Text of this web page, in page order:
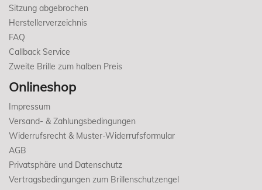
Sitzung abgebrochen
Herstellerverzeichnis
FAQ
Callback Service
Zweite Brille zum halben Preis
Onlineshop
Impressum
Versand- & Zahlungsbedingungen
Widerrufsrecht & Muster-Widerrufsformular
AGB
Privatsphäre und Datenschutz
Vertragsbedingungen zum Brillenschutzengel